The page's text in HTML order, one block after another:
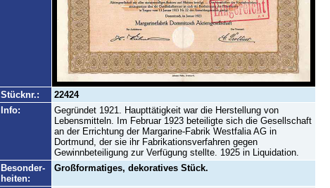
Stücknr.:
22424
Info:
Gegründet 1921. Haupttätigkeit war die Herstellung von
Lebensmitteln. Im Februar 1923 beteiligte sich die Gesellschaft
an der Errichtung der Margarine-Fabrik Westfalia AG in
Dortmund, der sie ihr Fabrikationsverfahren gegen
Gewinnbeteiligung zur Verfügung stellte. 1925 in Liquidation.
Besonder-
heiten:
Großformatiges, dekoratives Stück.